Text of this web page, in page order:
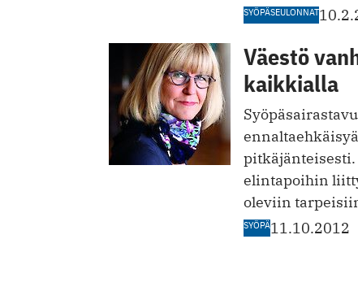
SYÖPÄSEULONNAT
Väestö
kaikkialla
elintapoihin
oleviin
SYÖPÄ11.10.2012